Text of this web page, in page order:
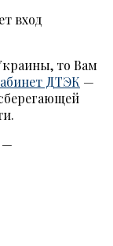
то Вам
ДТЭК —
—